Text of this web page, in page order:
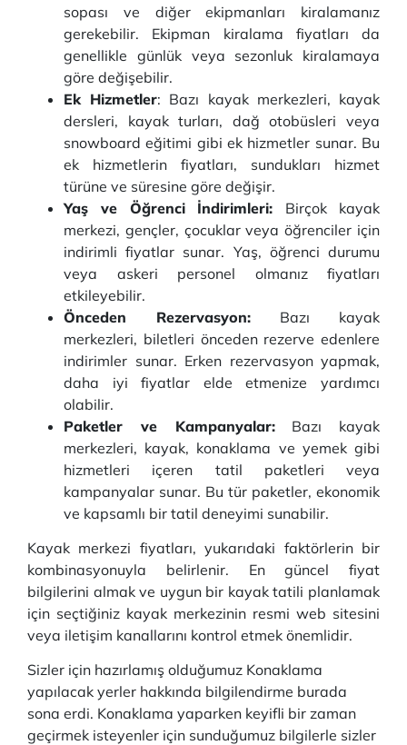
sopası ve diğer ekipmanları kiralamanız
gerekebilir. Ekipman kiralama fiyatları da
genellikle günlük veya sezonluk kiralamaya
göre değişebilir.
Ek Hizmetler: Bazı kayak merkezleri, kayak
dersleri, kayak turları, dağ otobüsleri veya
snowboard eğitimi gibi ek hizmetler sunar. Bu
ek hizmetlerin fiyatları, sundukları hizmet
türüne ve süresine göre değişir.
Yaş ve Öğrenci İndirimleri: Birçok kayak
merkezi, gençler, çocuklar veya öğrenciler için
indirimli fiyatlar sunar. Yaş, öğrenci durumu
veya askeri personel olmanız fiyatları
etkileyebilir.
Önceden Rezervasyon: Bazı kayak
merkezleri, biletleri önceden rezerve edenlere
indirimler sunar. Erken rezervasyon yapmak,
daha iyi fiyatlar elde etmenize yardımcı
olabilir.
Paketler ve Kampanyalar:Bazı kayak
merkezleri, kayak, konaklama ve yemek gibi
hizmetleri içeren tatil paketleri veya
kampanyalar sunar. Bu tür paketler, ekonomik
ve kapsamlı bir tatil deneyimi sunabilir.
Kayak merkezi fiyatları, yukarıdaki faktörlerin bir
kombinasyonuyla belirlenir. En güncel fiyat
bilgilerini almak ve uygun bir kayak tatili planlamak
için seçtiğiniz kayak merkezinin resmi web sitesini
veya iletişim kanallarını kontrol etmek önemlidir.
Sizler için hazırlamış olduğumuz Konaklama
yapılacak yerler hakkında bilgilendirme burada
sona erdi. Konaklama yaparken keyifli bir zaman
geçirmek isteyenler için sunduğumuz bilgilerle sizler